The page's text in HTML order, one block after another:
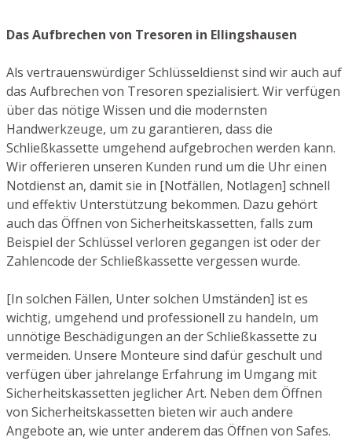
Das Aufbrechen von Tresoren in Ellingshausen
Als vertrauenswürdiger Schlüsseldienst sind wir auch auf
das Aufbrechen von Tresoren spezialisiert. Wir verfügen
über das nötige Wissen und die modernsten
Handwerkzeuge, um zu garantieren, dass die
Schließkassette umgehend aufgebrochen werden kann.
Wir offerieren unseren Kunden rund um die Uhr einen
Notdienst an, damit sie in [Notfällen, Notlagen] schnell
und effektiv Unterstützung bekommen. Dazu gehört
auch das Öffnen von Sicherheitskassetten, falls zum
Beispiel der Schlüssel verloren gegangen ist oder der
Zahlencode der Schließkassette vergessen wurde.
[In solchen Fällen, Unter solchen Umständen] ist es
wichtig, umgehend und professionell zu handeln, um
unnötige Beschädigungen an der Schließkassette zu
vermeiden. Unsere Monteure sind dafür geschult und
verfügen über jahrelange Erfahrung im Umgang mit
Sicherheitskassetten jeglicher Art. Neben dem Öffnen
von Sicherheitskassetten bieten wir auch andere
Angebote an, wie unter anderem das Öffnen von Safes.